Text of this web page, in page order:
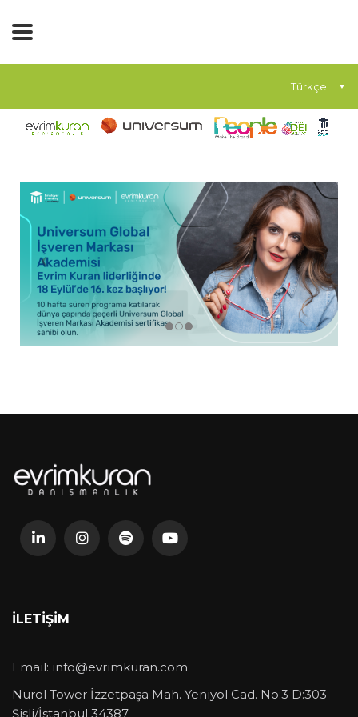
Türkçe
İLETIŞIM
Email: info@evrimkuran.com
Nurol Tower İzzetpaşa Mah. Yeniyol Cad. No:3 D:303
Şişli/İstanbul 34387